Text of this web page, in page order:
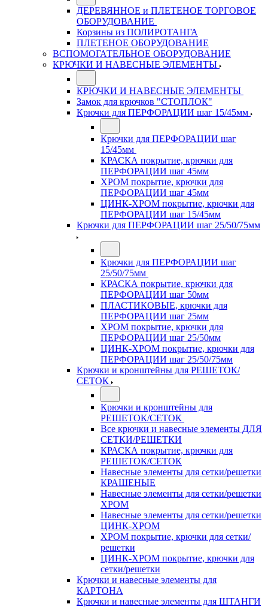
ДЕРЕВЯННОЕ и ПЛЕТЕНОЕ ТОРГОВОЕ
ОБОРУДОВАНИЕ
Корзины из ПОЛИРОТАНГА
ПЛЕТЕНОЕ ОБОРУДОВАНИЕ
ВСПОМОГАТЕЛЬНОЕ ОБОРУДОВАНИЕ
КРЮЧКИ И НАВЕСНЫЕ ЭЛЕМЕНТЫ
КРЮЧКИ И НАВЕСНЫЕ ЭЛЕМЕНТЫ
Замок для крючков "СТОПЛОК"
Крючки для ПЕРФОРАЦИИ шаг 15/45мм
Крючки для ПЕРФОРАЦИИ шаг
15/45мм
КРАСКА покрытие, крючки для
ПЕРФОРАЦИИ шаг 45мм
ХРОМ покрытие, крючки для
ПЕРФОРАЦИИ шаг 45мм
ЦИНК-ХРОМ покрытие, крючки для
ПЕРФОРАЦИИ шаг 15/45мм
Крючки для ПЕРФОРАЦИИ шаг 25/50/75мм
Крючки для ПЕРФОРАЦИИ шаг
25/50/75мм
КРАСКА покрытие, крючки для
ПЕРФОРАЦИИ шаг 50мм
ПЛАСТИКОВЫЕ, крючки для
ПЕРФОРАЦИИ шаг 25мм
ХРОМ покрытие, крючки для
ПЕРФОРАЦИИ шаг 25/50мм
ЦИНК-ХРОМ покрытие, крючки для
ПЕРФОРАЦИИ шаг 25/50/75мм
Крючки и кронштейны для РЕШЕТОК/
СЕТОК
Крючки и кронштейны для
РЕШЕТОК/СЕТОК
Все крючки и навесные элементы ДЛЯ
СЕТКИ/РЕШЕТКИ
КРАСКА покрытие, крючки для
РЕШЕТОК/СЕТОК
Навесные элементы для сетки/решетки
КРАШЕНЫЕ
Навесные элементы для сетки/решетки
ХРОМ
Навесные элементы для сетки/решетки
ЦИНК-ХРОМ
ХРОМ покрытие, крючки для сетки/
решетки
ЦИНК-ХРОМ покрытие, крючки для
сетки/решетки
Крючки и навесные элементы для
КАРТОНА
Крючки и навесные элементы для ШТАНГИ